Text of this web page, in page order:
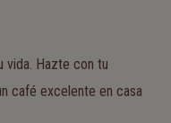
vida. Hazte con tu
café excelente en casa